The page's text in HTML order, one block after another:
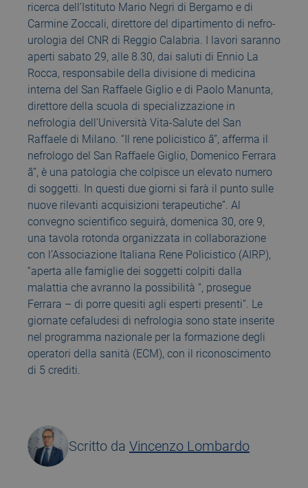
ricerca dell’Istituto Mario Negri di Bergamo e di
Carmine Zoccali, direttore del dipartimento di nefro-
urologia del CNR di Reggio Calabria. I lavori saranno
aperti sabato 29, alle 8.30, dai saluti di Ennio La
Rocca, responsabile della divisione di medicina
interna del San Raffaele Giglio e di Paolo Manunta,
direttore della scuola di specializzazione in
nefrologia dell’Università Vita-Salute del San
Raffaele di Milano. “Il rene policistico â”, afferma il
nefrologo del San Raffaele Giglio, Domenico Ferrara
â”, è una patologia che colpisce un elevato numero
di soggetti. In questi due giorni si farà il punto sulle
nuove rilevanti acquisizioni terapeutiche”. Al
convegno scientifico seguirà, domenica 30, ore 9,
una tavola rotonda organizzata in collaborazione
con l’Associazione Italiana Rene Policistico (AIRP),
“aperta alle famiglie dei soggetti colpiti dalla
malattia che avranno la possibilità “, prosegue
Ferrara – di porre quesiti agli esperti presenti”. Le
giornate cefaludesi di nefrologia sono state inserite
nel programma nazionale per la formazione degli
operatori della sanità (ECM), con il riconoscimento
di 5 crediti.
Scritto da Vincenzo Lombardo